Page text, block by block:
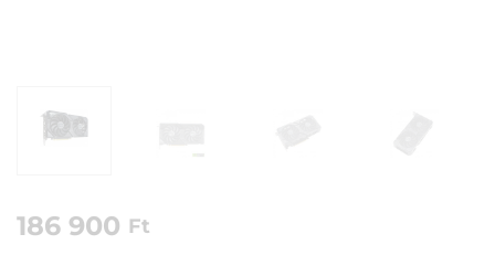
186 900 Ft